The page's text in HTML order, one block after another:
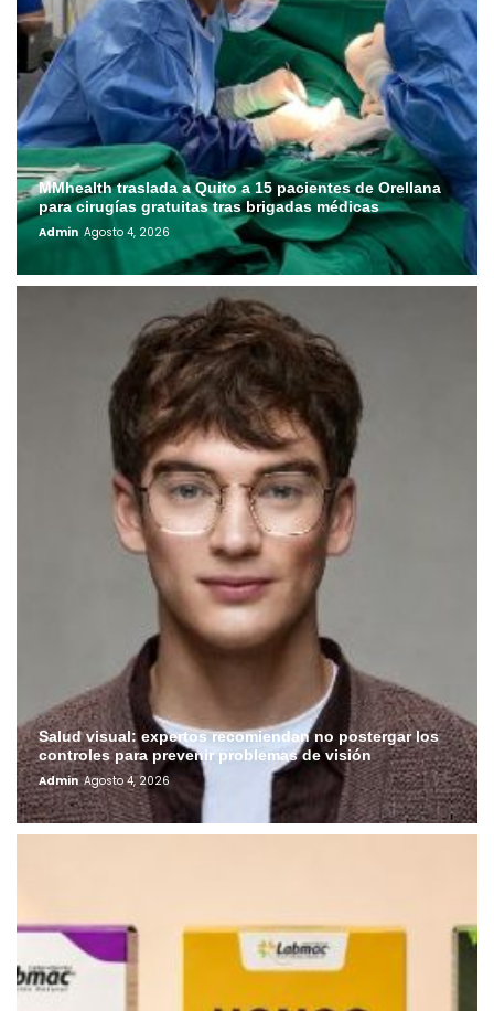
MMhealth traslada a Quito a 15 pacientes de Orellana
para cirugías gratuitas tras brigadas médicas
Admin Agosto 4, 2026
Salud visual: expertos recomiendan no postergar los
controles para prevenir problemas de visión
Admin Agosto 4, 2026